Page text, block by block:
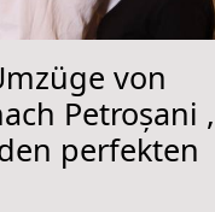
von
Petroșani
perfekten